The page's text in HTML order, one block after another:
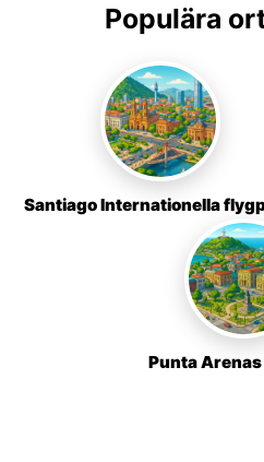
Populära
Santiago Internationella
Punta